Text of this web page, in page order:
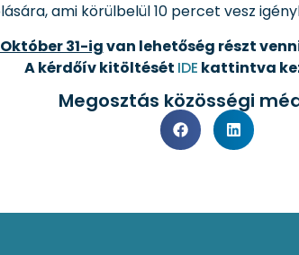
ami körülbelül 10 percet vesz
Október 31-igvan lehetőség részt
A kérdőív kitöltését IDE kattintva
Megosztás közösségi